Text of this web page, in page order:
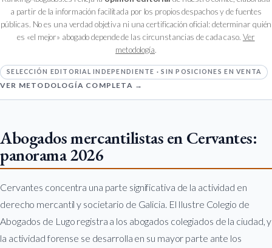
a partir de la información facilitada por los propios despachos y de fuentes
públicas. No es una verdad objetiva ni una certificación oficial: determinar quién
es «el mejor» abogado depende de las circunstancias de cada caso. Ver
metodología.
SELECCIÓN EDITORIAL INDEPENDIENTE · SIN POSICIONES EN VENTA
VER METODOLOGÍA COMPLETA →
Abogados mercantilistas en Cervantes:
panorama 2026
Cervantes concentra una parte significativa de la actividad en
derecho mercantil y societario de Galicia. El Ilustre Colegio de
Abogados de Lugo registra a los abogados colegiados de la ciudad, y
la actividad forense se desarrolla en su mayor parte ante los